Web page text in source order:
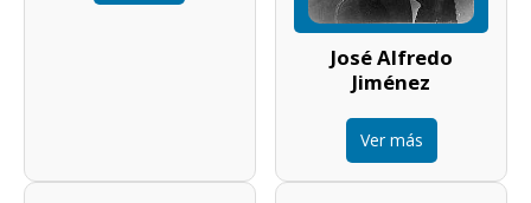
José Alfredo
Jiménez
Ver más